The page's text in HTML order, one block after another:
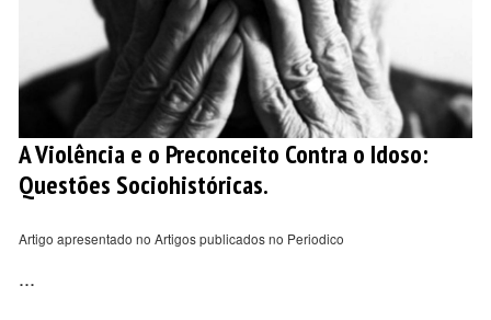
A Violência e o Preconceito Contra o Idoso:
Questões Sociohistóricas.
Artigo apresentado no Artigos publicados no Periodico
...